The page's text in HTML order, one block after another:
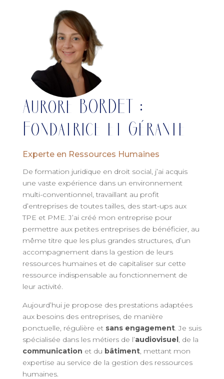
Aurore BORDET :
Fondatrice et Gérante
Experte en Ressources Humaines
De formation juridique en droit social, j’ai acquis
une vaste expérience dans un environnement
multi-conventionnel, travaillant au profit
d’entreprises de toutes tailles, des start-ups aux
TPE et PME. J’ai créé mon entreprise pour
permettre aux petites entreprises de bénéficier, au
même titre que les plus grandes structures, d’un
accompagnement dans la gestion de leurs
ressources humaines et de capitaliser sur cette
ressource indispensable au fonctionnement de
leur activité.
Aujourd’hui je propose des prestations adaptées
aux besoins des entreprises, de manière
ponctuelle, régulière et sans engagement. Je suis
spécialisée dans les métiers de l’audiovisuel, de la
communication et du bâtiment, mettant mon
expertise au service de la gestion des ressources
humaines.